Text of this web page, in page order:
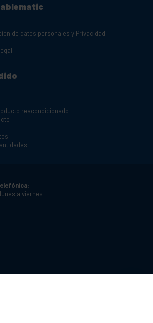
de datos personales y Privacidad
reacondicionado
a viernes